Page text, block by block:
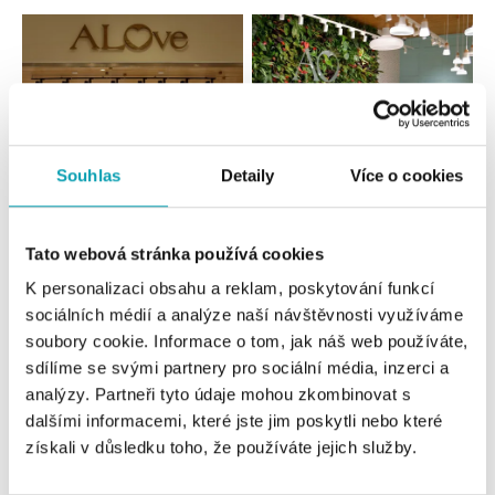
Souhlas Detaily Více o cookies
Tato webová stránka používá cookies
K personalizaci obsahu a reklam, poskytování funkcí
sociálních médií a analýze naší návštěvnosti využíváme
soubory cookie. Informace o tom, jak náš web používáte,
sdílíme se svými partnery pro sociální média, inzerci a
analýzy. Partneři tyto údaje mohou zkombinovat s
dalšími informacemi, které jste jim poskytli nebo které
získali v důsledku toho, že používáte jejich služby.
Všechny Česko Slovensko
ALOve OC Nový Smíchov, Praha 5
Plzeňská 8, 150 00 Praha 5 - Anděl
tel.: +420736509250
dnes otevřeno do 21:00
ALOve OC Olympia, Brno